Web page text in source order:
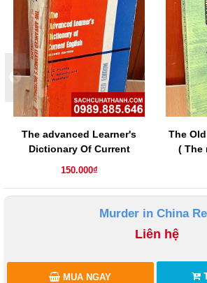
The advanced Learner's
Dictionary Of Current
English ( second edition )
150.000₫
The
( The
Murder in China
Liên hệ
MUA NGAY